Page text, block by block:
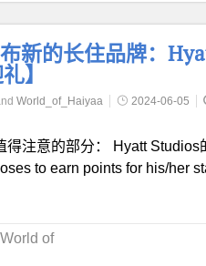
新的长住品牌：
】
World_of_Haiyaa 2024-06-05
得注意的部分： Hyatt
to earn points for his/her
of